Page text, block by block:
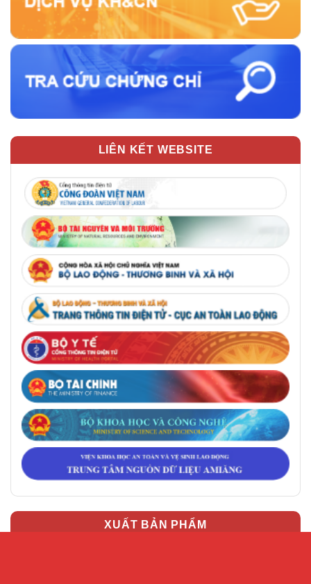
LIÊN KẾT WEBSITE
XUẤT BẢN PHẨM